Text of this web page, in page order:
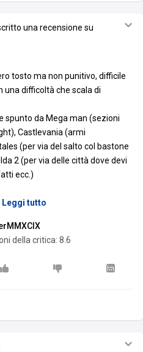
una recensione su
tosto ma non punitivo, difficile
una difficoltà che scala di
spunto da Mega man (sezioni
Castlevania (armi
(per via del salto col bastone
2 (per via delle città dove devi
ecc.)
Leggi tutto
della critica: 8.6